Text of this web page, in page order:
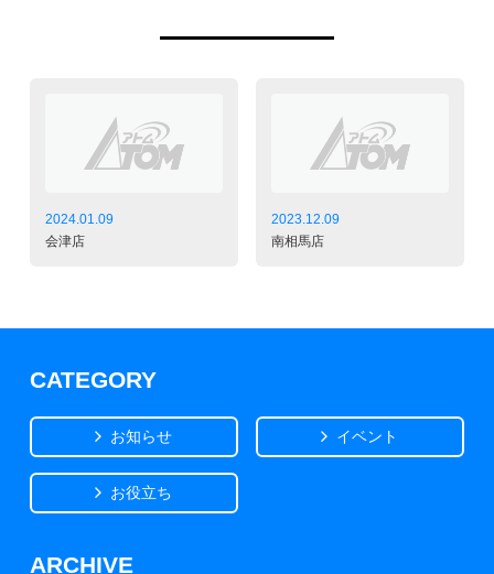
2024.01.09
会津店
2023.12.09
南相馬店
CATEGORY
お知らせ イベント
お役立ち
ARCHIVE